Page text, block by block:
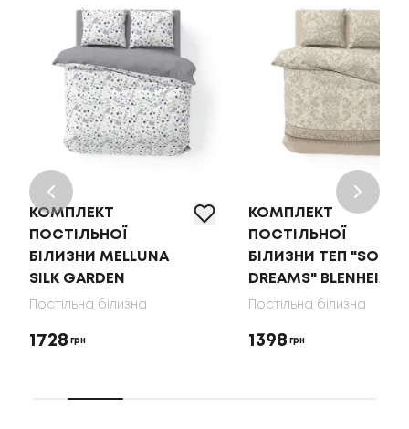
КОМПЛЕКТ
ПОСТІЛЬНОЇ
БІЛИЗНИ MELLUNA
SILK GARDEN
Постільна білизна
1728 грн
КОМПЛЕКТ
ПОСТІЛЬНОЇ
БІЛИЗНИ ТЕП "SOFT
DREAMS" BLENHEIM
Постільна білизна
1398 грн